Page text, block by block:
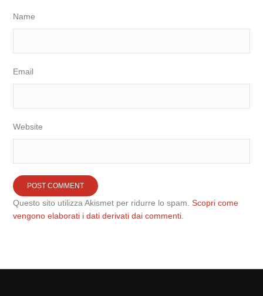
Name
Email
Website
Questo sito utilizza Akismet per ridurre lo spam.Scopri come
vengono elaborati i dati derivati dai commenti